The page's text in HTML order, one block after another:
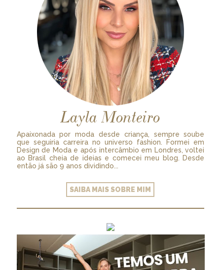
Layla Monteiro
Apaixonada por moda desde criança, sempre soube
que seguiria carreira no universo fashion. Formei em
Design de Moda e após intercâmbio em Londres, voltei
ao Brasil cheia de ideias e comecei meu blog. Desde
então já são 9 anos dividindo...
SAIBA MAIS SOBRE MIM